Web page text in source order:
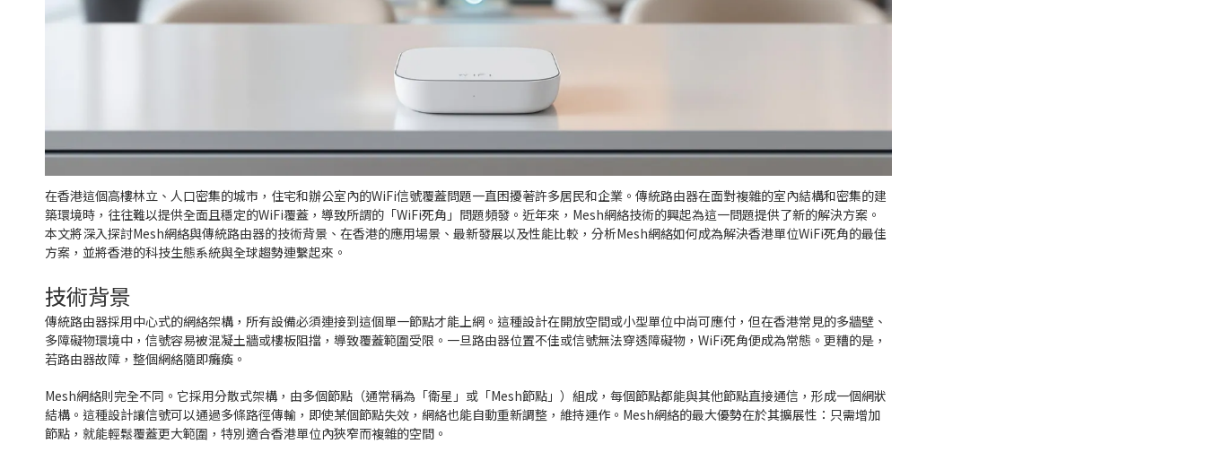
在香港這個高樓林立、人口密集的城市，住宅和辦公室內的WiFi信號覆蓋問題一直困擾著許多居民和企業。傳統路由器在面對複雜的室內結構和密集的建
築環境時，往往難以提供全面且穩定的WiFi覆蓋，導致所謂的「WiFi死角」問題頻發。近年來，Mesh網絡技術的興起為這一問題提供了新的解決方案。
本文將深入探討Mesh網絡與傳統路由器的技術背景、在香港的應用場景、最新發展以及性能比較，分析Mesh網絡如何成為解決香港單位WiFi死角的最佳
方案，並將香港的科技生態系統與全球趨勢連繫起來。
技術背景
傳統路由器採用中心式的網絡架構，所有設備必須連接到這個單一節點才能上網。這種設計在開放空間或小型單位中尚可應付，但在香港常見的多牆壁、
多障礙物環境中，信號容易被混凝土牆或樓板阻擋，導致覆蓋範圍受限。一旦路由器位置不佳或信號無法穿透障礙物，WiFi死角便成為常態。更糟的是，
若路由器故障，整個網絡隨即癱瘓。
Mesh網絡則完全不同。它採用分散式架構，由多個節點（通常稱為「衛星」或「Mesh節點」）組成，每個節點都能與其他節點直接通信，形成一個網狀
結構。這種設計讓信號可以通過多條路徑傳輸，即使某個節點失效，網絡也能自動重新調整，維持運作。Mesh網絡的最大優勢在於其擴展性：只需增加
節點，就能輕鬆覆蓋更大範圍，特別適合香港單位內狹窄而複雜的空間。